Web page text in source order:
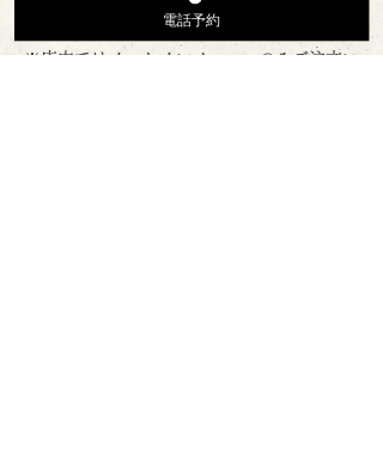
※店内ではイートインメニューのみご注文い
電話予約